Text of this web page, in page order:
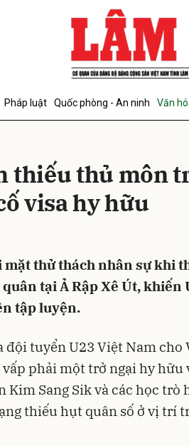
Pháp luật Quốc phòng - An ninh Văn
thiếu thủ môn
visa hy hữu
mặt thử thách nhân sự khi
tại Ả Rập Xê Út, khiến
tập luyện.
tuyển U23 Việt Nam cho
phải một trở ngại hy hữu
Sang Sik và các học trò
thiếu hụt quân số ở vị trí
Gửi bình luận